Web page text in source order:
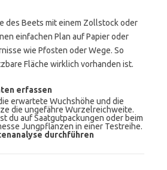
des Beets mit einem Zollstock oder
einfachen Plan auf Papier oder
wie Pfosten oder Wege. So
Fläche wirklich vorhanden ist.
erfassen
erwartete Wuchshöhe und die
die ungefähre Wurzelreichweite.
du auf Saatgutpackungen oder beim
Jungpflanzen in einer Testreihe.
durchführen